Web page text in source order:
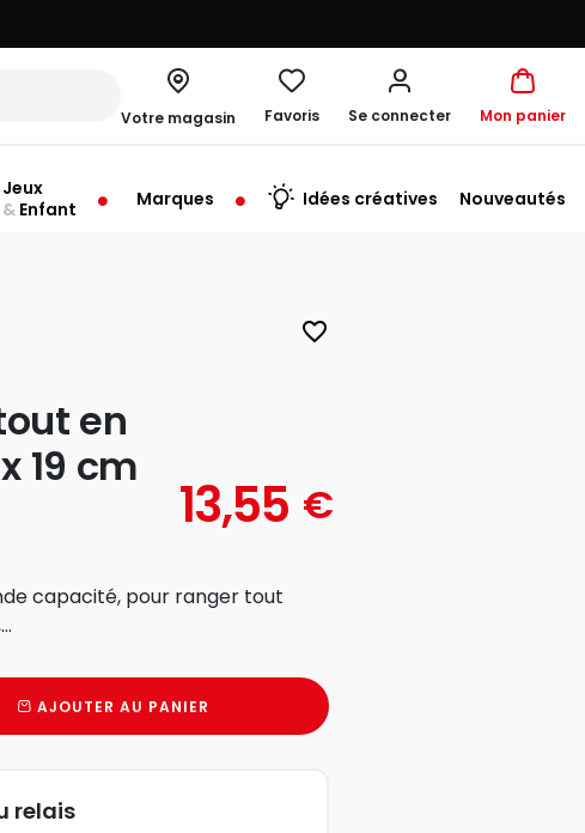
Votre magasin
ouvert à 10:00
Favoris Se connecter Mon panier
Jeux
& Enfant Marques Idées créatives Nouveautés
favorite_border
en
19 cm
13,55 €
pour ranger tout
AJOUTER AU PANIER
relais